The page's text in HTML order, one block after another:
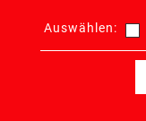
Auswählen: